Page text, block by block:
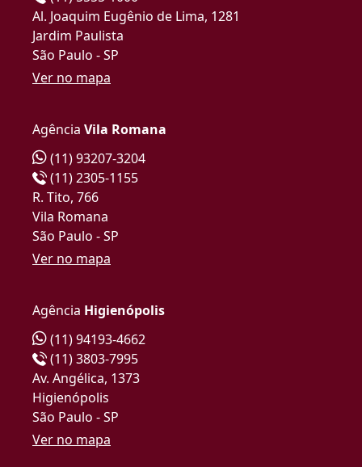
Al. Joaquim Eugênio de Lima, 1281
Jardim Paulista
São Paulo - SP
Ver no mapa
Agência Vila Romana
(11) 93207-3204
(11) 2305-1155
R. Tito, 766
Vila Romana
São Paulo - SP
Ver no mapa
Agência Higienópolis
(11) 94193-4662
(11) 3803-7995
Av. Angélica, 1373
Higienópolis
São Paulo - SP
Ver no mapa